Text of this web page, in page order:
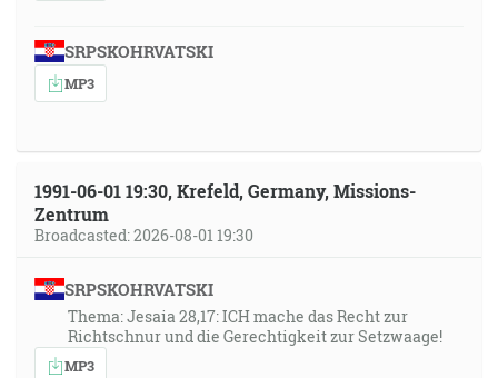
SRPSKOHRVATSKI
MP3
1991-06-01 19:30, Krefeld, Germany, Missions-
Zentrum
Broadcasted: 2026-08-01 19:30
SRPSKOHRVATSKI
Thema: Jesaia 28,17: ICH mache das Recht zur
Richtschnur und die Gerechtigkeit zur Setzwaage!
MP3